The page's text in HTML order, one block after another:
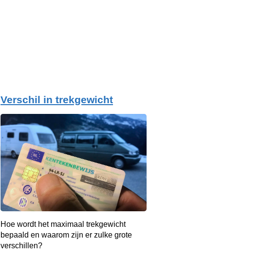
Verschil in trekgewicht
Hoe wordt het maximaal trekgewicht
bepaald en waarom zijn er zulke grote
verschillen?